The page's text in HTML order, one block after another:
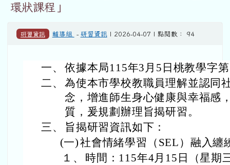
環狀課程」
研習資訊 輔導組 - 研習資訊| 2026-04-07 | 點閱數： 94
一、 依據本局115年3月5日桃教學字
二、 為使本市學校教職員理解並認同
念，增進師生身心健康與幸福感
質，爰規劃辦理旨揭研習。
三、
旨揭研習資訊如下：
(一)社會情緒學習（SEL）融入纏
１、
時間：115年4月15日（星期